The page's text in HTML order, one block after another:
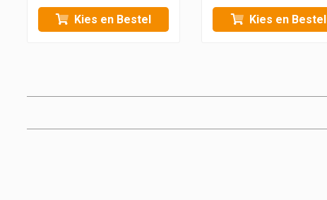
Kies en Bestel Kies en Bestel